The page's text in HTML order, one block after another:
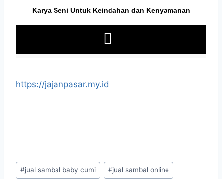
https://jajanpasar.my.id
#jual sambal baby cumi #jual sambal online